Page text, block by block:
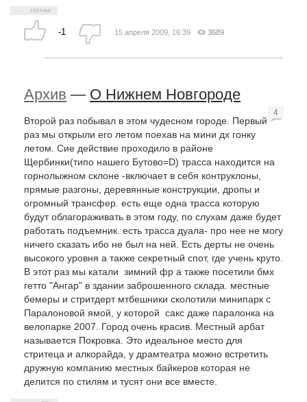
-1 15 апреля 2009, 16:39 3689
Архив — О Нижнем Новгороде
Второй раз побывал в этом чудесном городе. Первый
раз мы открыли его летом поехав на мини дх гонку
летом. Сие действие проходило в районе
Щербинки(типо нашего Бутово=D) трасса находится на
горнолыжном склоне -включает в себя контруклоны,
прямые разгоны, деревянные конструкции, дропы и
огромный трансфер. есть еще одна трасса которую
будут облагораживать в этом году, по слухам даже будет
работать подъемник. есть трасса дуала- про нее не могу
ничего сказать ибо не был на ней. Есть дерты не очень
высокого уровня а также секретный спот, где учень круто.
В этот раз мы катали зимний фр а также посетили бмх
гетто "Ангар" в здании заброшенного склада. местные
бемеры и стритдерт мтбешники сколотили минипарк с
Паралоновой ямой, у которой сакс даже паралонка на
велопарке 2007. Город очень красив. Местный арбат
называется Покровка. Это идеальное место для
стритеца и алкорайда, у драмтеатра можно встретить
дружную компанию местных байкеров которая не
делится по стилям и тусят они все вместе.
4